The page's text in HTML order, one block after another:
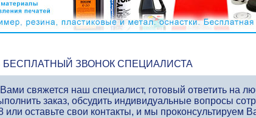
БЕСПЛАТНЫЙ ЗВОНОК СПЕЦИАЛИСТА
свяжется наш специалист, готовый ответить на
заказ, обсудить индивидуальные вопросы
или оставьте свои контакты, и мы проконсультируем